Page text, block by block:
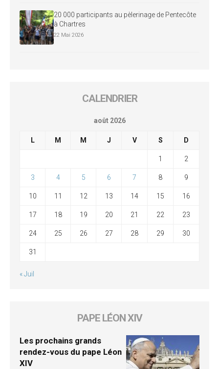
20 000 participants au pèlerinage de Pentecôte
à Chartres
22 Mai 2026
CALENDRIER
août 2026
L M M J V S D
1 2
3 4 5 6 7 8 9
10 11 12 13 14 15 16
17 18 19 20 21 22 23
24 25 26 27 28 29 30
31
« Juil
PAPE LÉON XIV
Les prochains grands
rendez-vous du pape Léon
XIV